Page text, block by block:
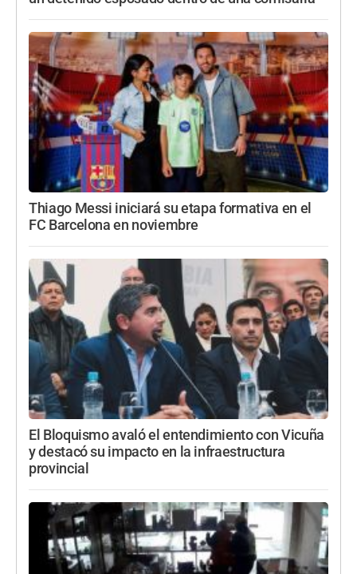
Thiago Messi iniciará su etapa formativa en el
FC Barcelona en noviembre
El Bloquismo avaló el entendimiento con Vicuña
y destacó su impacto en la infraestructura
provincial